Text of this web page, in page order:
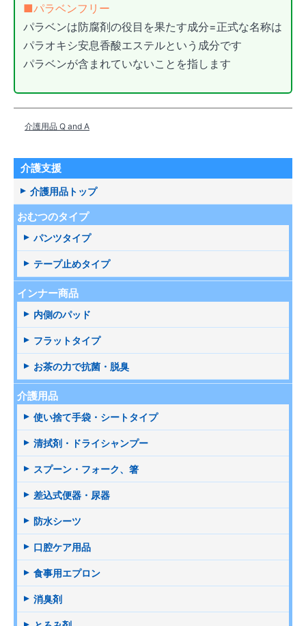
■パラベンフリー
パラベンは防腐剤の役目を果たす成分=正式な名称は
パラオキシ安息香酸エステルという成分です
パラベンが含まれていないことを指します
介護用品 Q and A
介護支援
介護用品トップ
おむつのタイプ
パンツタイプ
テープ止めタイプ
インナー商品
内側のパッド
フラットタイプ
お茶の力で抗菌・脱臭
介護用品
使い捨て手袋・シートタイプ
清拭剤・ドライシャンプー
スプーン・フォーク、箸
差込式便器・尿器
防水シーツ
口腔ケア用品
食事用エプロン
消臭剤